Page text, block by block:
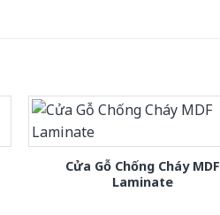
Cửa Gỗ Chống Cháy MDF
Laminate